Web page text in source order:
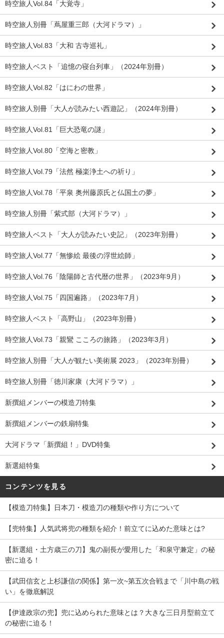
時空旅人Vol.84「大覚寺」
時空旅人別冊「蔦屋重三郎（大河ドラマ）」
時空旅人Vol.83「大和 古寺巡礼」
時空旅人ベスト「追憶の寝台列車」（2024年別冊）
時空旅人Vol.82「はにわの世界」
時空旅人別冊「大人が読みたい西遊記」（2024年別冊）
時空旅人Vol.81「巨大恐竜の謎」
時空旅人Vol.80「空海と密教」
時空旅人Vol.79「法然 極楽浄土への祈り」
時空旅人Vol.78「平泉 奥州藤原氏と仏国土の夢」
時空旅人別冊「紫式部（大河ドラマ）」
時空旅人ベスト「大人が読みたい史記」（2023年別冊）
時空旅人Vol.77「無惨絵 最後の浮世絵師」
時空旅人Vol.76「陰陽師と古代暦の世界」（2023年9月）
時空旅人Vol.75「四国遍路」（2023年7月）
時空旅人ベスト「高野山」（2023年別冊）
時空旅人Vol.73「親鸞 こころの旅路」（2023年3月）
時空旅人別冊「大人が観たい美術展 2023」（2023年別冊）
時空旅人別冊「徳川家康（大河ドラマ）」
新撰組メンバーの模造刀特集
新撰組メンバーの鉄扇特集
大河ドラマ「新撰組！」DVD特集
新選組特集
コンテンツを見る
【模造刀特集】日本刀・模造刀の種類や作り方について
【兜特集】人気武将兜の種類を紹介！前立てに込めた意味とは?
【新選組・土方歳三の刀】鬼の副長が愛用した「和泉守兼定」の秘
密に迫る！
【武田信玄と上杉謙信の関係】第一次~第五次合戦まで「川中島の戦
い」を徹底解説
【伊達政宗の兜】兜に込められた意味とは？大きな三日月型前立て
の秘密に迫る！